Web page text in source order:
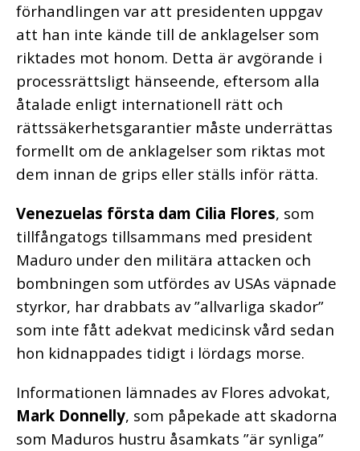
förhandlingen var att presidenten uppgav
att han inte kände till de anklagelser som
riktades mot honom. Detta är avgörande i
processrättsligt hänseende, eftersom alla
åtalade enligt internationell rätt och
rättssäkerhetsgarantier måste underrättas
formellt om de anklagelser som riktas mot
dem innan de grips eller ställs inför rätta.
Venezuelas första dam Cilia Flores, som
tillfångatogs tillsammans med president
Maduro under den militära attacken och
bombningen som utfördes av USAs väpnade
styrkor, har drabbats av ”allvarliga skador”
som inte fått adekvat medicinsk vård sedan
hon kidnappades tidigt i lördags morse.
Informationen lämnades av Flores advokat,
Mark Donnelly, som påpekade att skadorna
som Maduros hustru åsamkats ”är synliga”